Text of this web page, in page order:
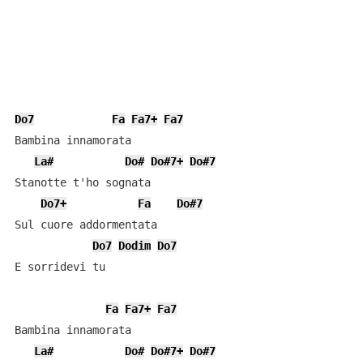
Do7 Fa Fa7+ Fa7
Bambina innamorata
La#
Do# Do#7+ Do#7
Stanotte t'ho sognata
Do7+
Fa
Do#7
Sul cuore addormentata
Do7 Dodim Do7
E sorridevi tu
Fa Fa7+ Fa7
Bambina innamorata
La#
Do# Do#7+ Do#7